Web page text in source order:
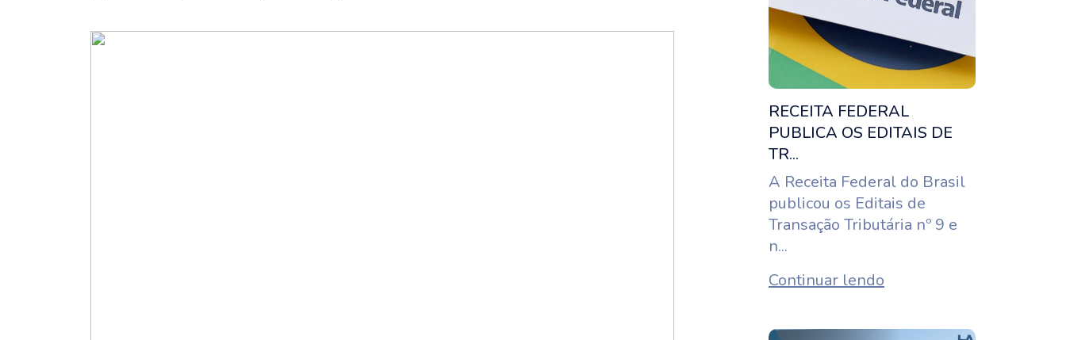
RECEITA FEDERAL
PUBLICA OS EDITAIS DE
TR...
A Receita Federal do Brasil
publicou os Editais de
Transação Tributária nº 9 e
n...
Continuar lendo